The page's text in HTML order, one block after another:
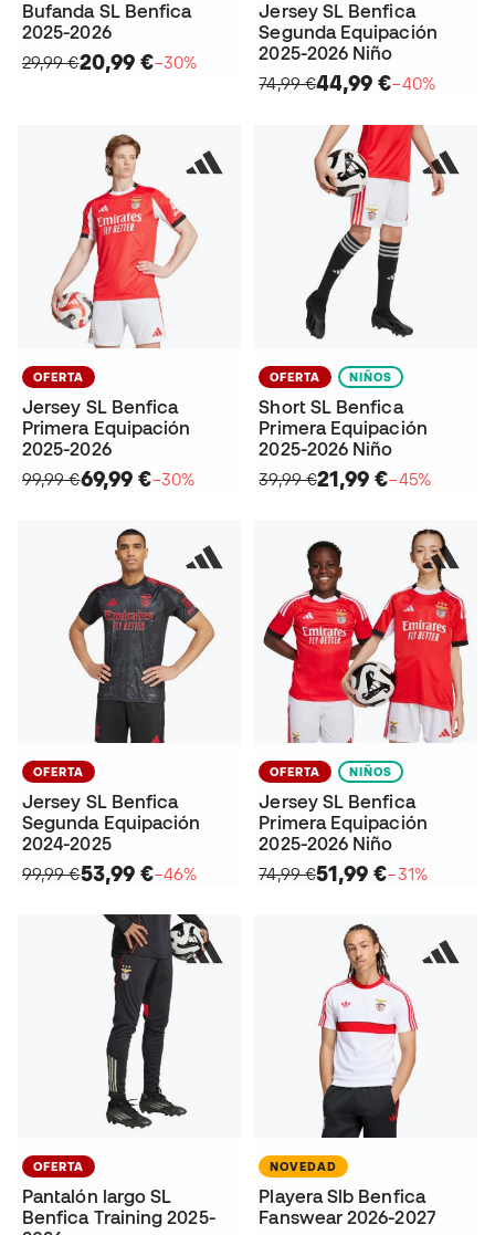
Bufanda SL Benfica
2025-2026
29,99 €20,99 €−30%
Jersey SL Benfica
Segunda Equipación
2025-2026 Niño
74,99 €44,99 €−40%
OFERTA
Jersey SL Benfica
Primera Equipación
2025-2026
99,99 €69,99 €−30%
OFERTA NIÑOS
Short SL Benfica
Primera Equipación
2025-2026 Niño
39,99 €21,99 €−45%
OFERTA
Jersey SL Benfica
Segunda Equipación
2024-2025
99,99 €53,99 €−46%
OFERTA NIÑOS
Jersey SL Benfica
Primera Equipación
2025-2026 Niño
74,99 €51,99 €−31%
OFERTA
Pantalón largo SL
Benfica Training 2025-
NOVEDAD
Playera Slb Benfica
Fanswear 2026-2027